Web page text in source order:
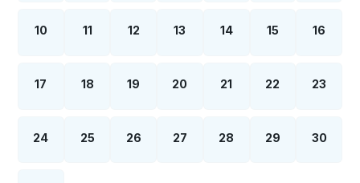
10 11 12 13 14 15 16
17 18 19 20 21 22 23
24 25 26 27 28 29 30